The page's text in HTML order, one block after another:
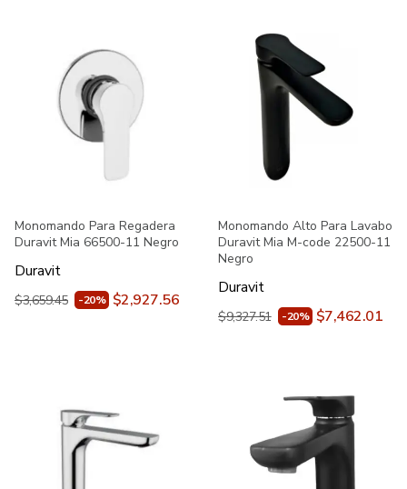
Monomando Para Regadera
Duravit Mia 66500-11 Negro
Duravit
$3,659.45 -20% $2,927.56
Monomando Alto Para Lavabo
Duravit Mia M-code 22500-11
Negro
Duravit
$9,327.51 -20% $7,462.01